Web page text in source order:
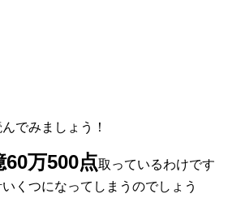
でみましょう！
60万500点取っているわけです
くつになってしまうのでしょう